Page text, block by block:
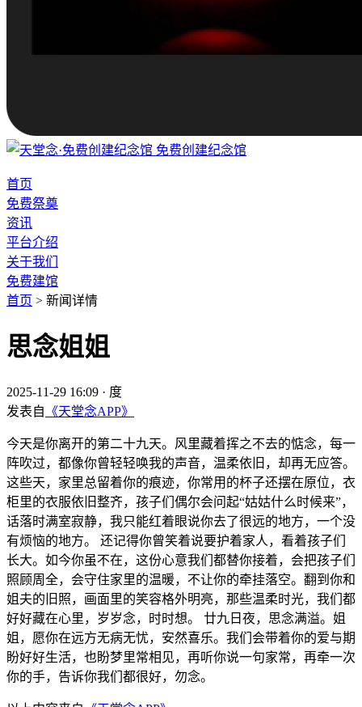
免费创建纪念馆
首页
免费祭奠
资讯
平台介绍
关于我们
免费建馆
首页 > 新闻详情
思念姐姐
2025-11-29 16:09 · 度
发表自 《天堂念APP》
今天是你离开的第二十九天。风里藏着挥之不去的惦念，每一
阵吹过，都像你曾轻轻唤我的声音，温柔依旧，却再无应答。
这些天，家里总留着你的痕迹，你常用的杯子还摆在原位，衣
柜里的衣服依旧整齐，孩子们偶尔会问起“姑姑什么时候来”，
话落时满室寂静，我只能红着眼说你去了很远的地方，一个没
有烦恼的地方。 还记得你曾笑着说要护着家人，看着孩子们
长大。如今你虽不在，这份心意我们都替你接着，会把孩子们
照顾周全，会守住家里的温暖，不让你的牵挂落空。翻到你和
姐夫的旧照，画面里的笑容格外明亮，那些温柔时光，我们都
好好藏在心里，岁岁念，时时想。 廿九日夜，思念满溢。姐
姐，愿你在远方无病无忧，安然喜乐。我们会带着你的爱与期
盼好好生活，也盼梦里常相见，再听你说一句家常，再牵一次
你的手，告诉你我们都很好，勿念。